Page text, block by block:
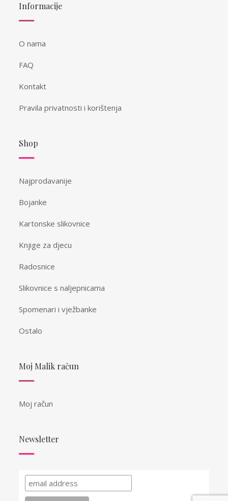
Informacije
O nama
FAQ
Kontakt
Pravila privatnosti i korištenja
Shop
Najprodavanije
Bojanke
Kartonske slikovnice
Knjige za djecu
Radosnice
Slikovnice s naljepnicama
Spomenari i vježbanke
Ostalo
Moj Malik račun
Moj račun
Newsletter